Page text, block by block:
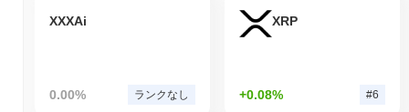
XXXAi
0.00% ランクなし
XRP
+0.08% #6